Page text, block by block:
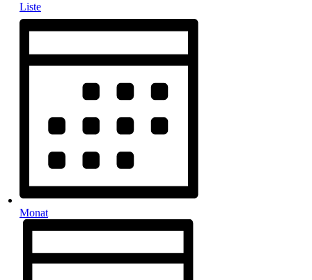
Liste
Monat